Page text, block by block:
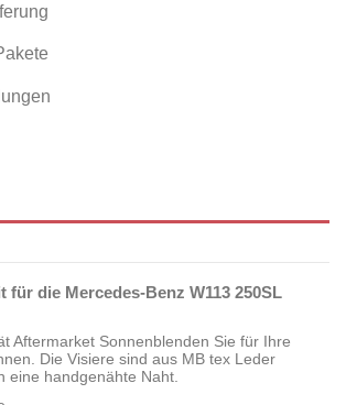
für die Mercedes-Benz W113 250SL
Aftermarket Sonnenblenden Sie für Ihre
Die Visiere sind aus MB tex Leder
eine handgenähte Naht.